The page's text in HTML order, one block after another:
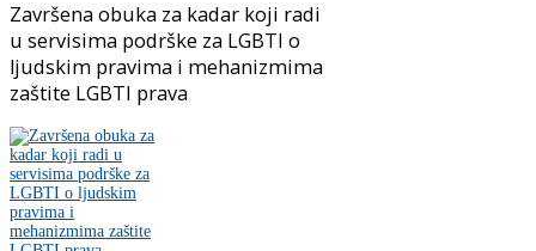
Završena obuka za kadar koji radi
u servisima podrške za LGBTI o
ljudskim pravima i mehanizmima
zaštite LGBTI prava